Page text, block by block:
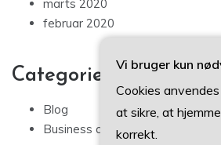
marts 2020
februar 2020
Categories
Blog
Business artikler
Vi bruger kun
Cookies
at sikre, at
korrekt.